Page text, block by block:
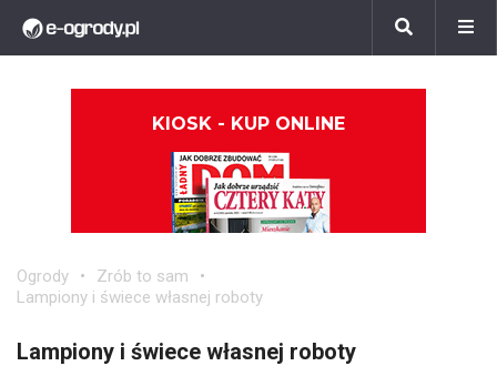
KIOSK - KUP ONLINE
Ogrody
Zrób to sam
Lampiony i świece własnej roboty
Lampiony i świece własnej roboty